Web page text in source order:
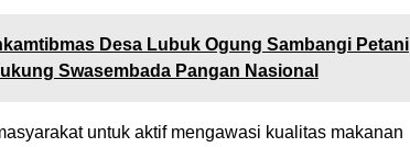
Desa Lubuk Ogung Sambangi Petani
Swasembada Pangan Nasional
untuk aktif mengawasi kualitas makanan